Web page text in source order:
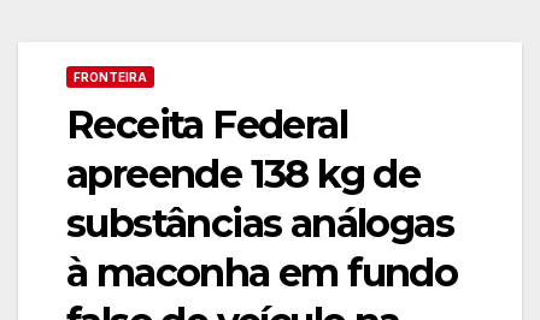
FRONTEIRA
Receita Federal
apreende 138 kg de
substâncias análogas
à maconha em fundo